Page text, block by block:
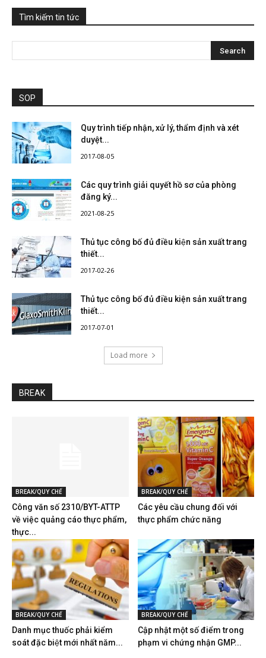
Tìm kiếm tin tức
SOP
Quy trình tiếp nhận, xử lý, thẩm định và xét
duyệt...
2017-08-05
Các quy trình giải quyết hồ sơ của phòng
đăng ký...
2021-08-25
Thủ tục công bố đủ điều kiện sản xuất trang
thiết...
2017-02-26
Thủ tục công bố đủ điều kiện sản xuất trang
thiết...
2017-07-01
Load more
BREAK
BREAK/QUY CHẾ
Công văn số 2310/BYT-ATTP
về việc quảng cáo thực phẩm,
thực...
BREAK/QUY CHẾ
Các yêu cầu chung đối với
thực phẩm chức năng
BREAK/QUY CHẾ
Danh mục thuốc phải kiểm
soát đặc biệt mới nhất năm...
BREAK/QUY CHẾ
Cập nhật một số điểm trong
phạm vi chứng nhận GMP...